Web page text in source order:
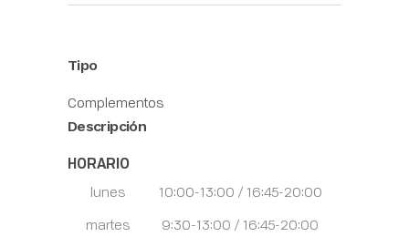
Tipo
Complementos
Descripción
HORARIO
lunes
10:00-13:00 / 16:45-20:00
martes
9:30-13:00 / 16:45-20:00